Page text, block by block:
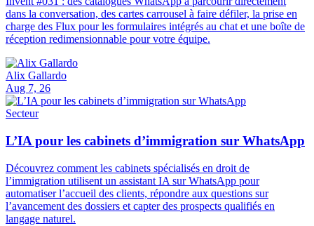
dans la conversation, des cartes carrousel à faire défiler, la prise en
charge des Flux pour les formulaires intégrés au chat et une boîte de
réception redimensionnable pour votre équipe.
Alix Gallardo
Aug 7, 26
Secteur
L’IA pour les cabinets d’immigration sur WhatsApp
Découvrez comment les cabinets spécialisés en droit de
l’immigration utilisent un assistant IA sur WhatsApp pour
automatiser l’accueil des clients, répondre aux questions sur
l’avancement des dossiers et capter des prospects qualifiés en
langage naturel.